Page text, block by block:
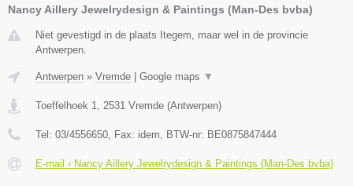
Nancy Aillery Jewelrydesign & Paintings (Man-Des bvba)
Niet gevestigd in de plaats Itegem, maar wel in de provincie
Antwerpen.
Antwerpen » Vremde Google maps ▼
Toeffelhoek 1, 2531 Vremde (Antwerpen)
Tel: 03/4556650, Fax: idem, BTW-nr: BE0875847444
E-mail › Nancy Aillery Jewelrydesign & Paintings (Man-Des bvba)